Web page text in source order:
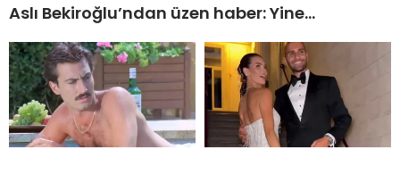
Aslı Bekiroğlu’ndan üzen haber: Yine…